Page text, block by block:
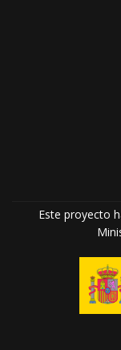
Este proyecto